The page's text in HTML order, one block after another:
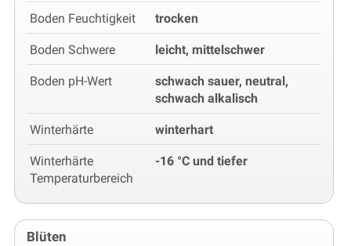
Boden Feuchtigkeit trocken
Boden Schwere leicht, mittelschwer
Boden pH-Wert
schwach sauer, neutral,
schwach alkalisch
Winterhärte winterhart
Winterhärte
Temperaturbereich
-16 °C und tiefer
Blüten